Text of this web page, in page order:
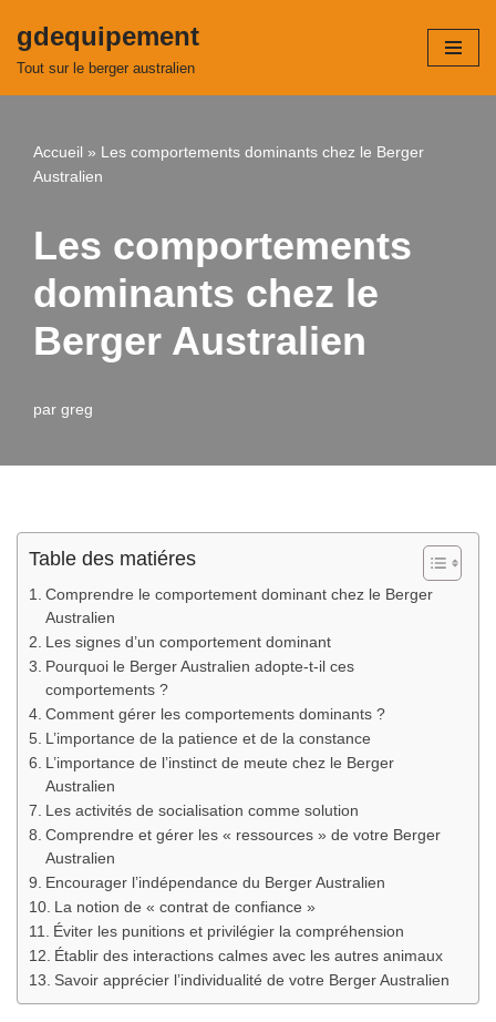
Aller
gdequipement
Tout sur le berger australien
Accueil » Les comportements dominants chez le Berger
Australien
Les comportements
dominants chez le
Berger Australien
par greg
Table des matiéres
Comprendre le comportement dominant chez le Berger
Australien
Les signes d’un comportement dominant
Pourquoi le Berger Australien adopte-t-il ces
comportements ?
Comment gérer les comportements dominants ?
L’importance de la patience et de la constance
L’importance de l’instinct de meute chez le Berger
Australien
Les activités de socialisation comme solution
Comprendre et gérer les « ressources » de votre Berger
Australien
Encourager l’indépendance du Berger Australien
La notion de « contrat de confiance »
Éviter les punitions et privilégier la compréhension
Établir des interactions calmes avec les autres animaux
Savoir apprécier l’individualité de votre Berger Australien